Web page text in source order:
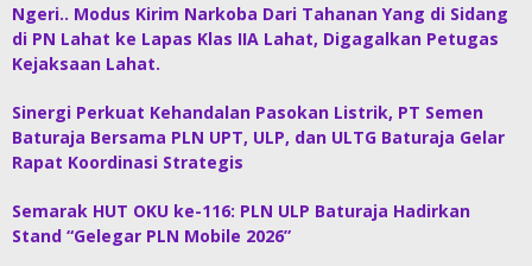
Ngeri.. Modus Kirim Narkoba Dari Tahanan Yang di Sidang
di PN Lahat ke Lapas Klas IIA Lahat, Digagalkan Petugas
Kejaksaan Lahat.
Sinergi Perkuat Kehandalan Pasokan Listrik, PT Semen
Baturaja Bersama PLN UPT, ULP, dan ULTG Baturaja Gelar
Rapat Koordinasi Strategis
Semarak HUT OKU ke-116: PLN ULP Baturaja Hadirkan
Stand “Gelegar PLN Mobile 2026”